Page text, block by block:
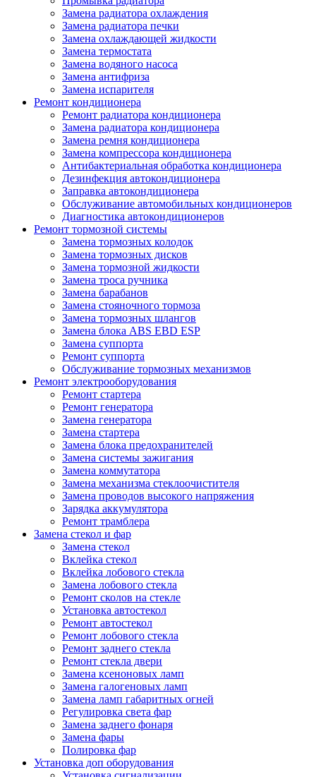
Замена радиатора охлаждения
Замена радиатора печки
Замена охлаждающей жидкости
Замена термостата
Замена водяного насоса
Замена антифриза
Замена испарителя
Ремонт кондиционера
Ремонт радиатора кондиционера
Замена радиатора кондиционера
Замена ремня кондиционера
Замена компрессора кондиционера
Антибактериальная обработка кондиционера
Дезинфекция автокондиционера
Заправка автокондиционера
Обслуживание автомобильных кондиционеров
Диагностика автокондиционеров
Ремонт тормозной системы
Замена тормозных колодок
Замена тормозных дисков
Замена тормозной жидкости
Замена троса ручника
Замена барабанов
Замена стояночного тормоза
Замена тормозных шлангов
Замена блока ABS EBD ESP
Замена суппорта
Ремонт суппорта
Обслуживание тормозных механизмов
Ремонт электрооборудования
Ремонт стартера
Ремонт генератора
Замена генератора
Замена стартера
Замена блока предохранителей
Замена системы зажигания
Замена коммутатора
Замена механизма стеклоочистителя
Замена проводов высокого напряжения
Зарядка аккумулятора
Ремонт трамблера
Замена стекол и фар
Замена стекол
Вклейка стекол
Вклейка лобового стекла
Замена лобового стекла
Ремонт сколов на стекле
Установка автостекол
Ремонт автостекол
Ремонт лобового стекла
Ремонт заднего стекла
Ремонт стекла двери
Замена ксеноновых ламп
Замена галогеновых ламп
Замена ламп габаритных огней
Регулировка света фар
Замена заднего фонаря
Замена фары
Полировка фар
Установка доп оборудования